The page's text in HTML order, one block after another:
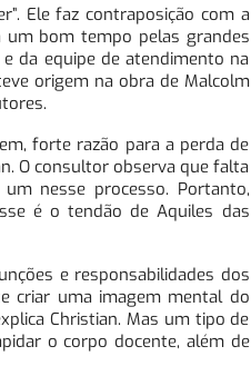
Ele faz contraposição com a
um bom tempo pelas grandes
da equipe de atendimento na
origem na obra de Malcolm
forte razão para a perda de
O consultor observa que falta
nesse processo. Portanto,
é o tendão de Aquiles das
e responsabilidades dos
criar uma imagem mental do
Christian. Mas um tipo de
o corpo docente, além de